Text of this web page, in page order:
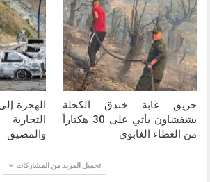
حريق غابة خندق الكحلة
بشفشاون يأتي على 30 هكتاراً
من الغطاء الغابوي
الهجرة
والمضيق
تحميل المزيد من المشاركات